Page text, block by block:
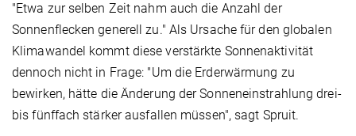
"Etwa zur selben Zeit nahm auch die Anzahl der
Sonnenflecken generell zu." Als Ursache für den globalen
Klimawandel kommt diese verstärkte Sonnenaktivität
dennoch nicht in Frage: "Um die Erderwärmung zu
bewirken, hätte die Änderung der Sonneneinstrahlung drei-
bis fünffach stärker ausfallen müssen", sagt Spruit.